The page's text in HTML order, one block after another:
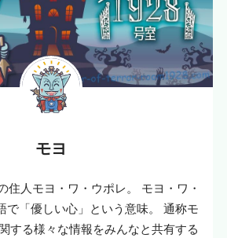
モヨ
住人モヨ・ワ・ウポレ。 モヨ・ワ・
で「優しい心」という意味。 通称モ
する様々な情報をみんなと共有する